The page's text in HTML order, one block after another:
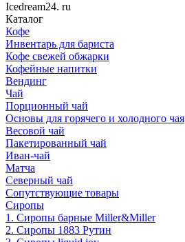
Icedream24. ru
Каталог
Кофе
Инвентарь для бариста
Кофе свежей обжарки
Кофейные напитки
Вендинг
Чай
Порционный чай
Основы для горячего и холодного чая
Весовой чай
Пакетированный чай
Иван-чай
Матча
Северный чай
Сопутствующие товары
Сиропы
1. Сиропы барные Miller&Miller
2. Сиропы 1883 Рутин